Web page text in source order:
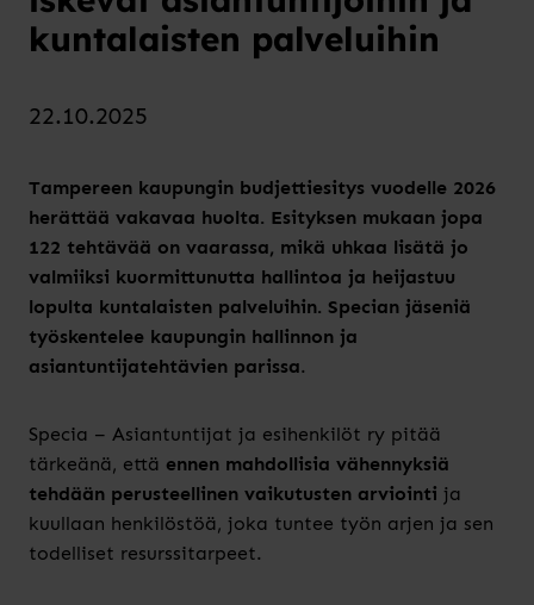
kuntalaisten palveluihin
22.10.2025
Tampereen kaupungin budjettiesitys vuodelle 2026
herättää vakavaa huolta. Esityksen mukaan jopa
122 tehtävää on vaarassa, mikä uhkaa lisätä jo
valmiiksi kuormittunutta hallintoa ja heijastuu
lopulta kuntalaisten palveluihin. Specian jäseniä
työskentelee kaupungin hallinnon ja
asiantuntijatehtävien parissa.
Specia – Asiantuntijat ja esihenkilöt ry pitää
tärkeänä, että ennen mahdollisia vähennyksiä
tehdään perusteellinen vaikutusten arviointi ja
kuullaan henkilöstöä, joka tuntee työn arjen ja sen
todelliset resurssitarpeet.